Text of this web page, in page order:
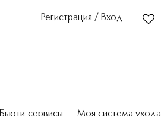
Регистрация / Вход